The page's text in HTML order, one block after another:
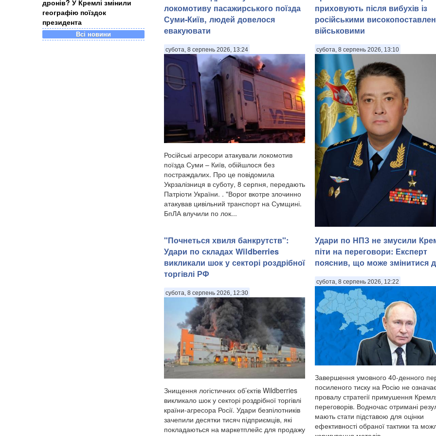
дронів? У Кремлі змінили
географію поїздок
президента
Всі новини
локомотиву пасажирського поїзда
Суми-Київ, людей довелося
евакуювати
субота, 8 серпень 2026, 13:24
Російські агресори атакували локомотив
поїзда Суми – Київ, обійшлося без
постраждалих. Про це повідомила
Укрзалізниця в суботу, 8 серпня, передають
Патріоти України. . "Ворог вкотре злочинно
атакував цивільний транспорт на Сумщині.
БпЛА влучили по лок...
приховують після вибухів із
російськими
військовими
субота, 8 серпень 2026, 13:10
Російська влада дедалі рідше
подробиці замахів на
військових. Показовим став вибух
ресторану Balzi Rossi у Москві, який
наприкінці минулого тижня,
Патріоти України. За офіційною
інформацією, останнє пов...
"Почнеться хвиля банкрутств":
Удари по складах Wildberries
викликали шок у секторі роздрібної
торгівлі РФ
субота, 8 серпень 2026, 12:30
Знищення логістичних об’єктів Wildberries
викликало шок у секторі роздрібної торгівлі
країни-агресора Росії. Удари безпілотників
зачепили десятки тисяч підприємців, які
покладаються на маркетплейс для продажу
Удари по НПЗ не змусили
піти на переговори: Експерт
пояснив, що може змінитися
субота, 8 серпень 2026, 12:22
Завершення умовного 40-денного
посиленого тиску на Росію не
провалу стратегії примушення
переговорів. Водночас отримані
мають стати підставою для оцінки
ефективності обраної тактики та